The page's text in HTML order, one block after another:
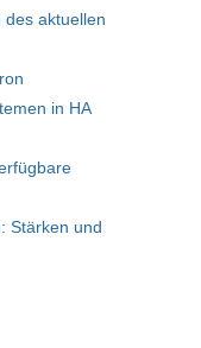
aktuellen
in HA
Stärken und